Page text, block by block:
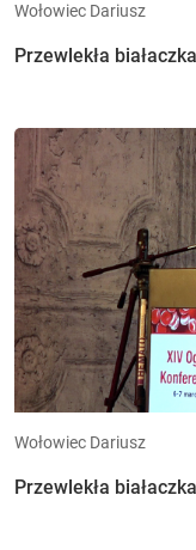
Wołowiec Dariusz
Przewlekła
Wołowiec Dariusz
Przewlekła